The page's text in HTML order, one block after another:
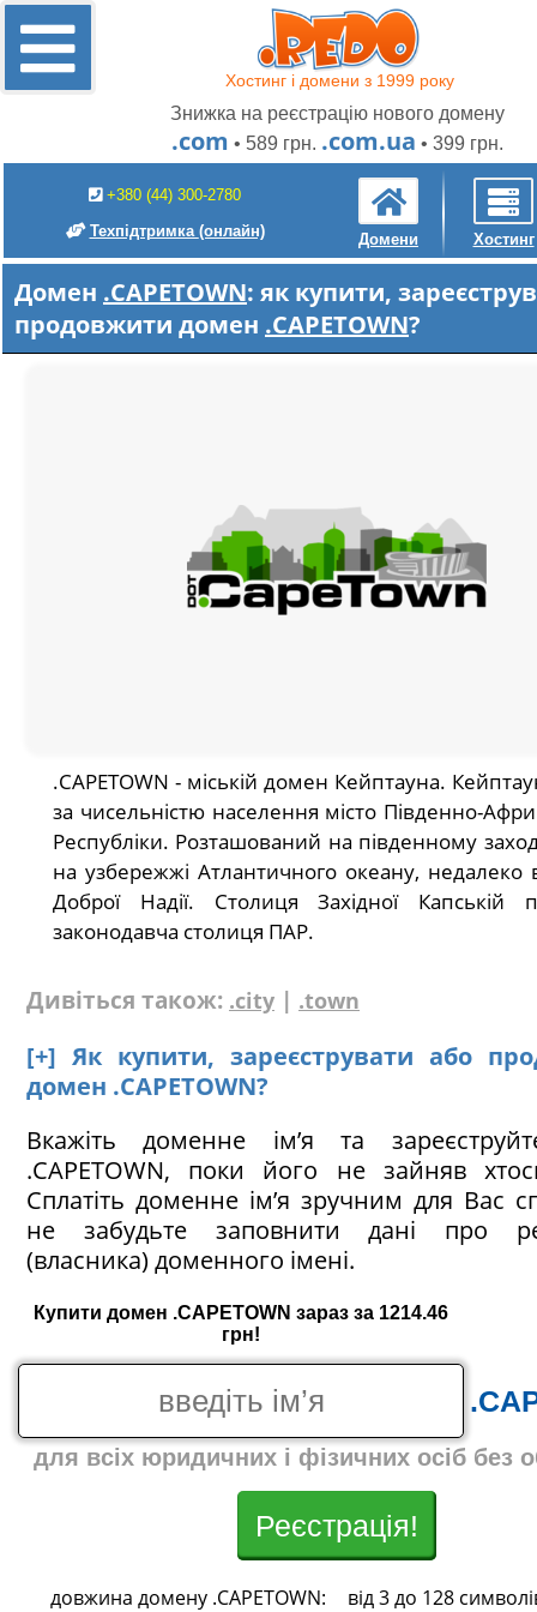
Хостинг і домени з 1999 року
Знижка на реєстрацію нового домену
.com • 589 грн. .com.ua • 399 грн.
+380 (44) 300-2780
Техпідтримка (онлайн) Домени Хостинг
Домен .CAPETOWN: як купити,
продовжити домен .CAPETOWN?
.CAPETOWN - міській домен Кейптауна.
за чисельністю населення місто Південно-
Республіки. Розташований на південному
на узбережжі Атлантичного океану, недалеко
Доброї Надії. Столиця Західної Капській
законодавча столиця ПАР.
Дивіться також: .city | .town
[+] Як купити, зареєструвати або
домен .CAPETOWN?
Вкажіть доменне ім’я та
.CAPETOWN, поки його не зайняв
Сплатіть доменне ім’я зручним для Вас
не забудьте заповнити дані про
(власника) доменного імені.
Купити домен .CAPETOWN зараз за 1214.46
грн!
для всіх юридичних і фізичних осіб без
Реєстрація!
довжина домену .CAPETOWN:
від 3 до 128